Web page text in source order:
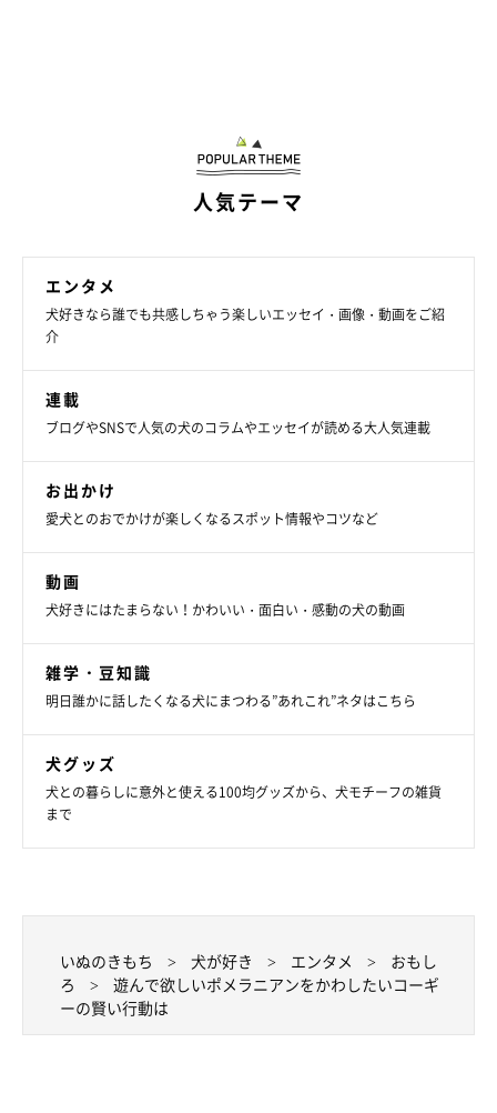
人気テーマ
エンタメ
犬好きなら誰でも共感しちゃう楽しいエッセイ・画像・動画をご紹
介
連載
ブログやSNSで人気の犬のコラムやエッセイが読める大人気連載
お出かけ
愛犬とのおでかけが楽しくなるスポット情報やコツなど
動画
犬好きにはたまらない！かわいい・面白い・感動の犬の動画
雑学・豆知識
明日誰かに話したくなる犬にまつわる”あれこれ”ネタはこちら
犬グッズ
犬との暮らしに意外と使える100均グッズから、犬モチーフの雑貨
まで
いぬのきもち 犬が好き エンタメ
おもし
ろ
遊んで欲しいポメラニアンをかわしたいコーギ
ーの賢い行動は